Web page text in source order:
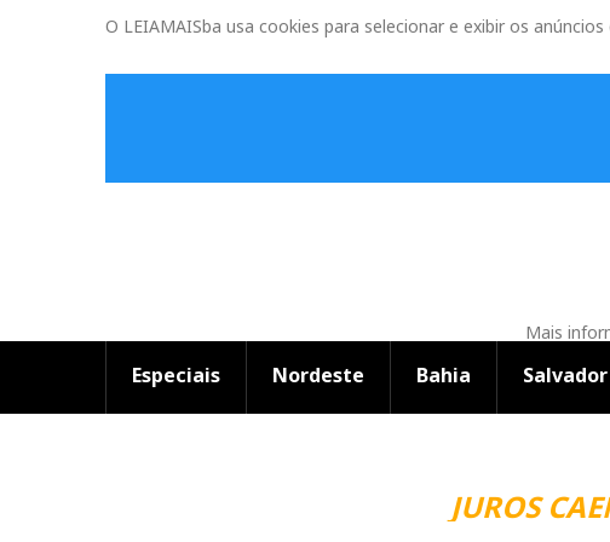
O LEIAMAISba usa cookies para selecionar e exibir os
Mais
Especiais Nordeste Bahia Salvador
JUROS CAEM